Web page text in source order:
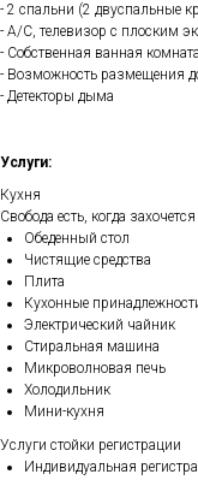
- 2 спальни (2 двуспальные
- A/C, телевизор с плоским
- Собственная ванная
- Возможность размещения
- Детекторы дыма
Услуги:
Кухня
Свобода есть, когда захочется
Обеденный стол
Чистящие средства
Плита
Кухонные
Электрический чайник
Стиральная машина
Микроволновая печь
Холодильник
Мини-кухня
Услуги стойки регистрации
Индивидуальная